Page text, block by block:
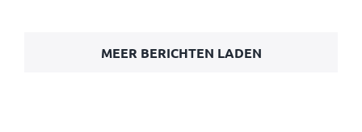
MEER BERICHTEN LADEN